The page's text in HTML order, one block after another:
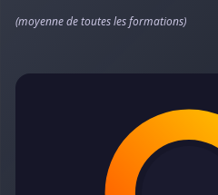
(moyenne de toutes les formations)